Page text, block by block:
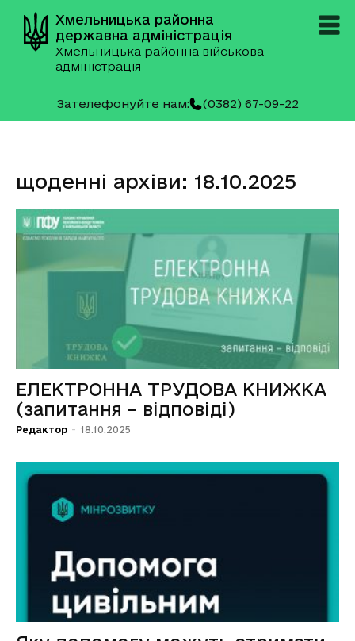
Хмельницька районна
державна адміністрація
Хмельницька районна військова
адміністрація
Зателефонуйте нам: (0382) 67-09-22
щоденні архіви: 18.10.2025
ЕЛЕКТРОННА ТРУДОВА КНИЖКА
(запитання – відповіді)
Редактор - 18.10.2025